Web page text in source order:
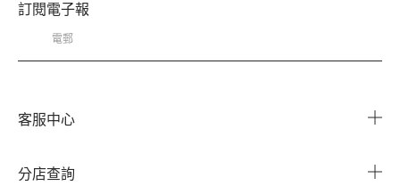
訂閱電子報
客服中心
分店查詢